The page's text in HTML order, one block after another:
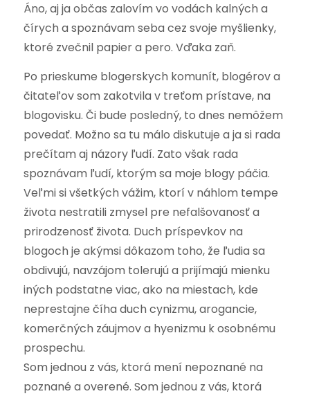
Áno, aj ja občas zalovím vo vodách kalných a
čírych a spoznávam seba cez svoje myšlienky,
ktoré zvečnil papier a pero. Vďaka zaň.
Po prieskume blogerskych komunít, blogérov a
čitateľov som zakotvila v treťom prístave, na
blogovisku. Či bude posledný, to dnes nemôžem
povedať. Možno sa tu málo diskutuje a ja si rada
prečítam aj názory ľudí. Zato však rada
spoznávam ľudí, ktorým sa moje blogy páčia.
Veľmi si všetkých vážim, ktorí v náhlom tempe
života nestratili zmysel pre nefalšovanosť a
prirodzenosť života. Duch príspevkov na
blogoch je akýmsi dôkazom toho, že ľudia sa
obdivujú, navzájom tolerujú a prijímajú mienku
iných podstatne viac, ako na miestach, kde
neprestajne číha duch cynizmu, arogancie,
komerčných záujmov a hyenizmu k osobnému
prospechu.
Som jednou z vás, ktorá mení nepoznané na
poznané a overené. Som jednou z vás, ktorá